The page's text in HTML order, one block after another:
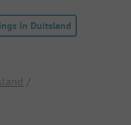
in Duitsland